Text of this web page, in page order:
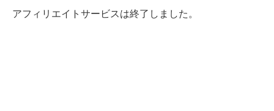
アフィリエイトサービスは終了しました。